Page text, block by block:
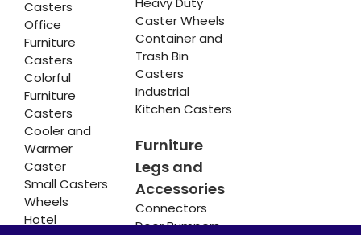
Casters
Office
Furniture
Casters
Colorful
Furniture
Casters
Cooler and
Warmer
Caster
Small Casters
Wheels
Hotel
Caster Wheels
Container and
Trash Bin
Casters
Industrial
Kitchen Casters
Furniture
Legs and
Accessories
Connectors
Door Bumpers